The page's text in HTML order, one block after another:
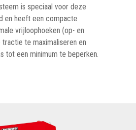
is speciaal voor deze
en heeft een compacte
vrijloophoeken (op- en
te maximaliseren en
tot een minimum te beperken.